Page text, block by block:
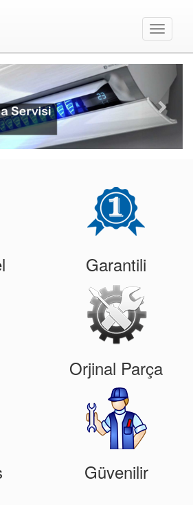
Toggle
Next
Garantili
Orjinal Parça
Güvenilir